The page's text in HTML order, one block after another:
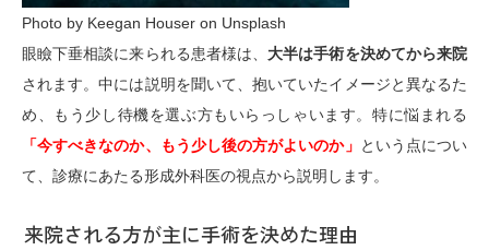
Photo by Keegan Houser on Unsplash
眼瞼下垂相談に来られる患者様は、 大半は手術を決めてから来院
されます。中には説明を聞いて、抱いていたイメージと異なるた
め、もう少し待機を選ぶ方もいらっしゃいます。特に悩まれる
「今すべきなのか、もう少し後の方がよいのか」 という点につい
て、診療にあたる形成外科医の視点から説明します。
来院される方が主に手術を決めた理由